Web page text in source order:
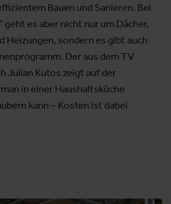
Bauen und Sanieren. Bei
geht es aber nicht nur um Dächer,
Heizungen, sondern es gibt auch
Der aus dem TV
Julian Kutos zeigt auf der
in einer Haushaltsküche
kann – Kosten ist dabei